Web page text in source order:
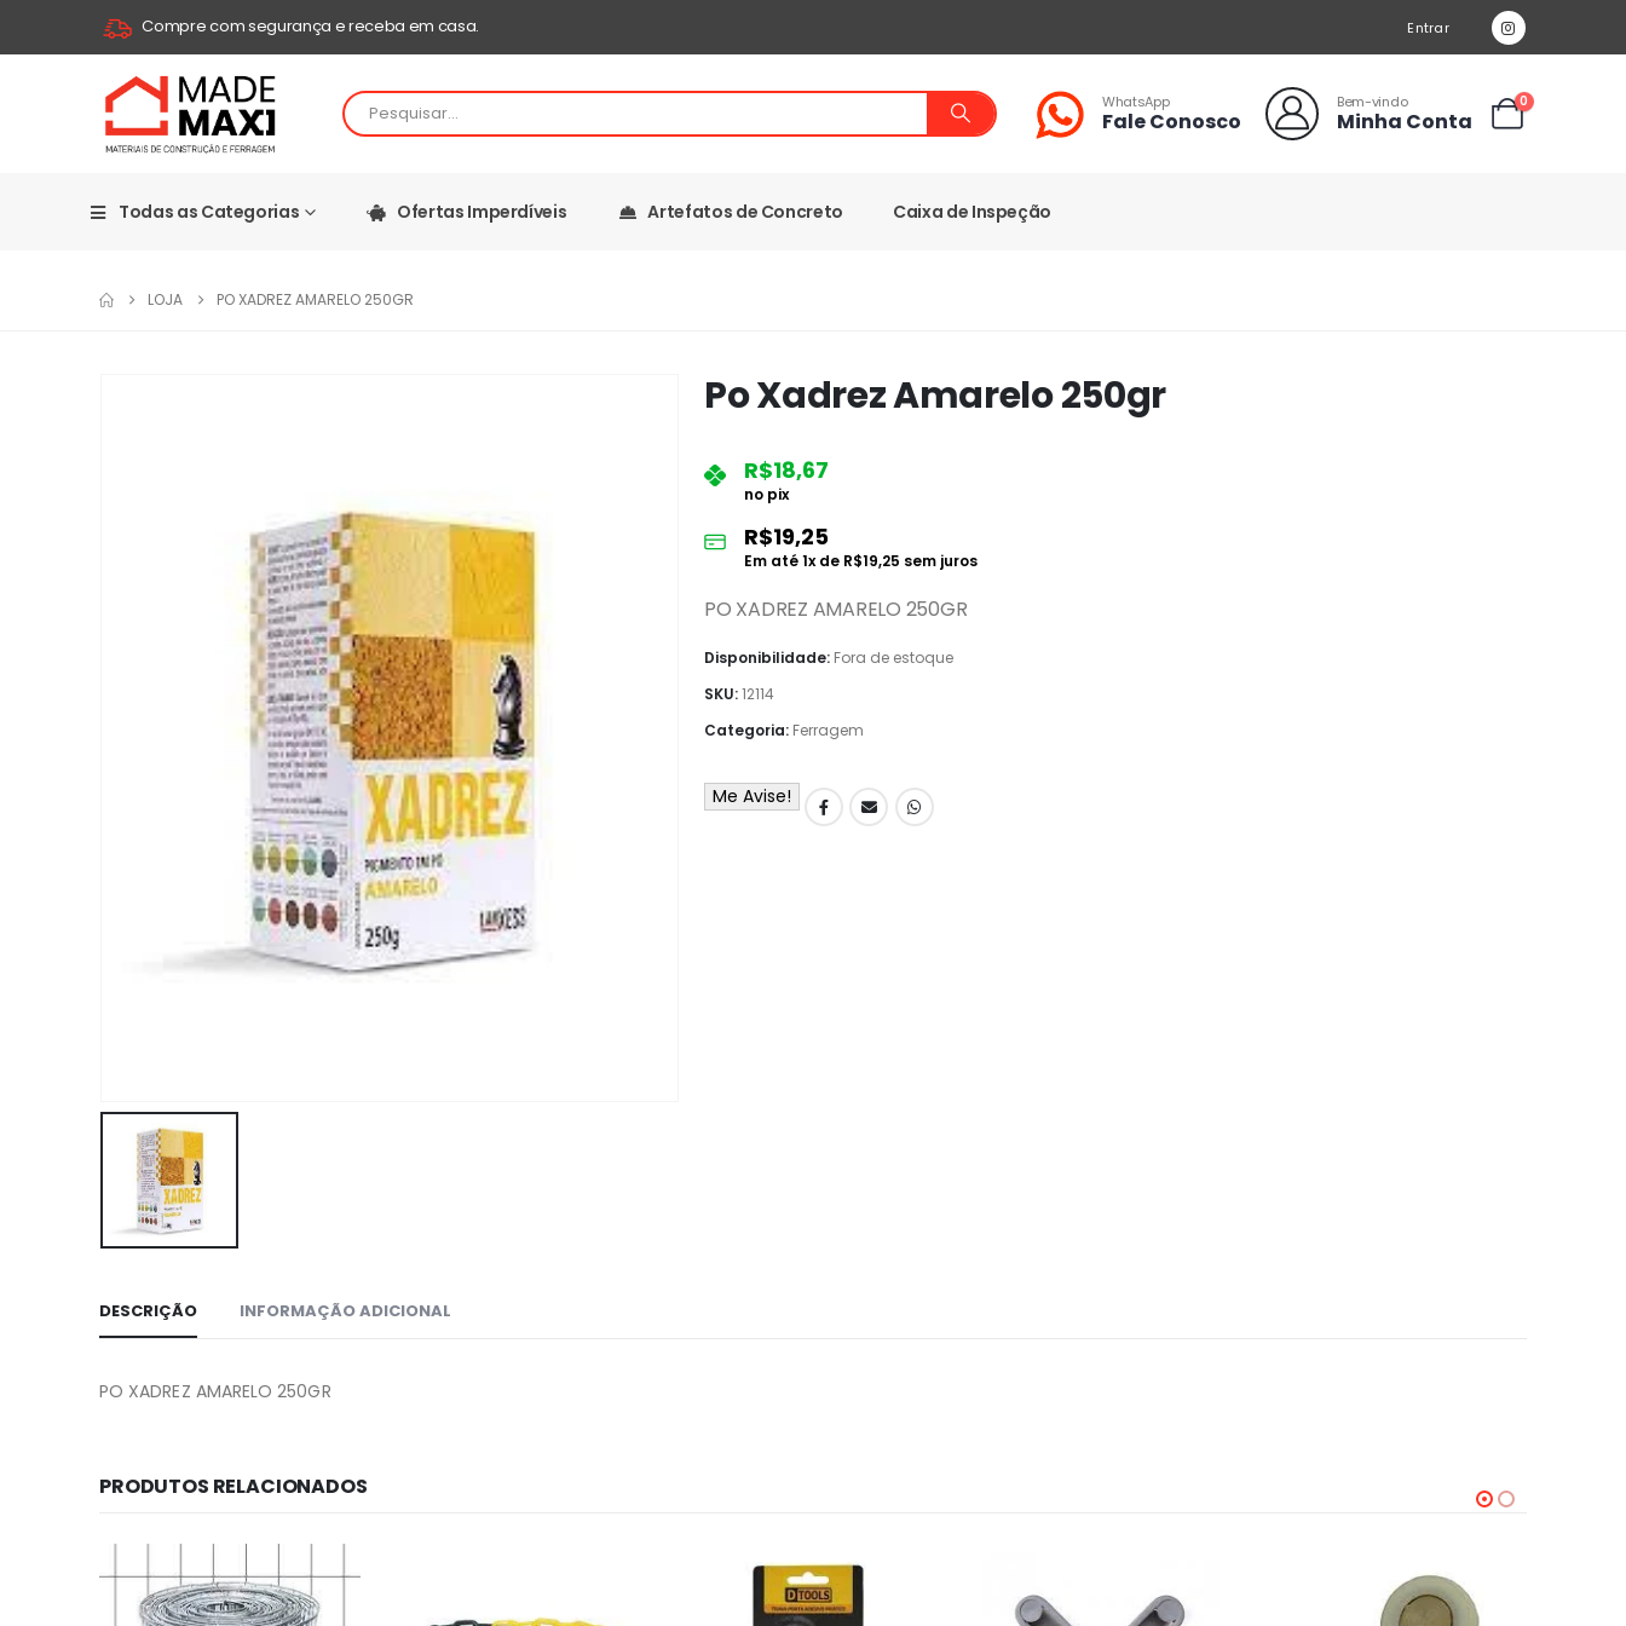
Compre com segurança e receba em casa. Entrar
WhatsApp
Fale Conosco
Bem-vindo
Minha Conta
0
Todas as Categorias Ofertas Imperdíveis Artefatos de Concreto Caixa de Inspeção
LOJA PO XADREZ AMARELO 250GR
Po Xadrez Amarelo 250gr
R$18,67
no pix
R$19,25
Em até1x de R$19,25 sem juros
PO XADREZ AMARELO 250GR
Disponibilidade: Fora de estoque
SKU:12114
Categoria: Ferragem
Me Avise!
DESCRIÇÃO INFORMAÇÃO ADICIONAL
PO XADREZ AMARELO 250GR
PRODUTOS RELACIONADOS